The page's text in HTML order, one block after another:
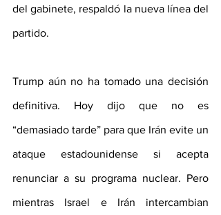
del gabinete, respaldó la nueva línea del
partido.
Trump aún no ha tomado una decisión
definitiva. Hoy dijo que no es
“demasiado tarde” para que Irán evite un
ataque estadounidense si acepta
renunciar a su programa nuclear. Pero
mientras Israel e Irán intercambian